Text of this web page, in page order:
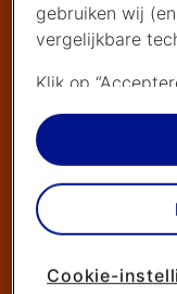
gebruiken wij
vergelijkbare
Klik op
cookies. Kies je
plaatsen we
de website
dat we geen
toepassen.
cookies worden
Cookie-